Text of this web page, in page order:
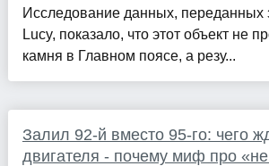
Исследование данных, переданных
Lucy, показало, что этот объект не
камня в Главном поясе, а резу...
Залил 92-й вместо 95-го: чего
двигателя - почему миф про «не